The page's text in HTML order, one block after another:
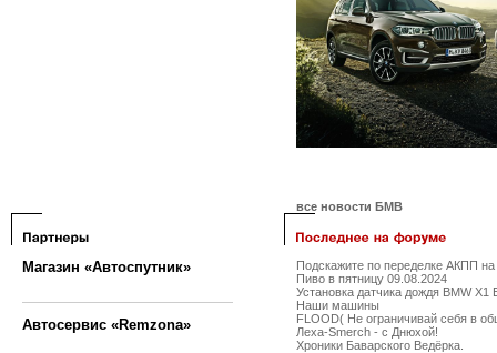
все новости БМВ
Магазин «Автоспутник»
Автосервис «Remzona»
Подскажите по переделке АКПП
Пиво в пятницу 09.08.2024
Установка датчика дождя BMW X1
Наши машины
FLOOD( Не ограничивай себя в
Леха-Smerch - с Днюхой!
Хроники Баварского Ведёрка.